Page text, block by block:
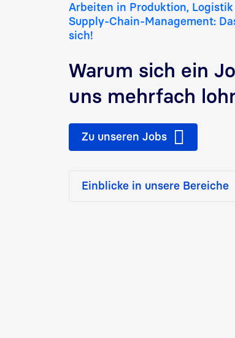
Arbeiten in Produktion, Logistik
Supply-Chain-Management:
sich!
Warum sich ein
uns mehrfach
Zu unseren Jobs
Einblicke in unsere Bereiche